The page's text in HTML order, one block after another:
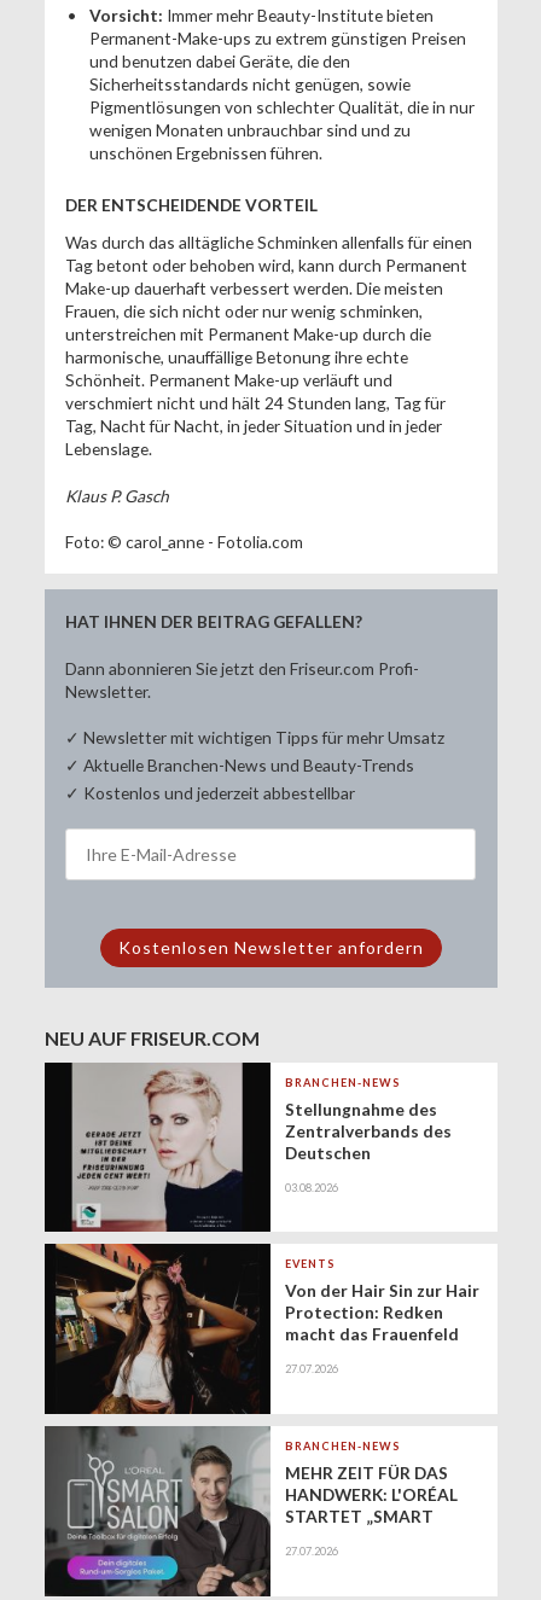
Vorsicht: Immer mehr Beauty-Institute bieten
Permanent-Make-ups zu extrem günstigen Preisen
und benutzen dabei Geräte, die den
Sicherheitsstandards nicht genügen, sowie
Pigmentlösungen von schlechter Qualität, die in nur
wenigen Monaten unbrauchbar sind und zu
unschönen Ergebnissen führen.
DER ENTSCHEIDENDE VORTEIL
Was durch das alltägliche Schminken allenfalls für einen
Tag betont oder behoben wird, kann durch Permanent
Make-up dauerhaft verbessert werden. Die meisten
Frauen, die sich nicht oder nur wenig schminken,
unterstreichen mit Permanent Make-up durch die
harmonische, unauffällige Betonung ihre echte
Schönheit. Permanent Make-up verläuft und
verschmiert nicht und hält 24 Stunden lang, Tag für
Tag, Nacht für Nacht, in jeder Situation und in jeder
Lebenslage.
Klaus P. Gasch
Foto: © carol_anne - Fotolia.com
HAT IHNEN DER BEITRAG GEFALLEN?
Dann abonnieren Sie jetzt den Friseur.com Profi-
Newsletter.
✓ Newsletter mit wichtigen Tipps für mehr Umsatz
✓ Aktuelle Branchen-News und Beauty-Trends
✓ Kostenlos und jederzeit abbestellbar
NEU AUF FRISEUR.COM
BRANCHEN-NEWS
Stellungnahme des
Zentralverbands des
Deutschen
Zukunft der
(Minijobs)
03.08.2026
EVENTS
Von der Hair Sin zur Hair
Protection: Redken
macht das Frauenfeld
gesundes Haar
27.07.2026
BRANCHEN-NEWS
MEHR ZEIT FÜR DAS
HANDWERK: L'ORÉAL
STARTET „SMART
EXKLUSIVEN BUSINESS-
27.07.2026